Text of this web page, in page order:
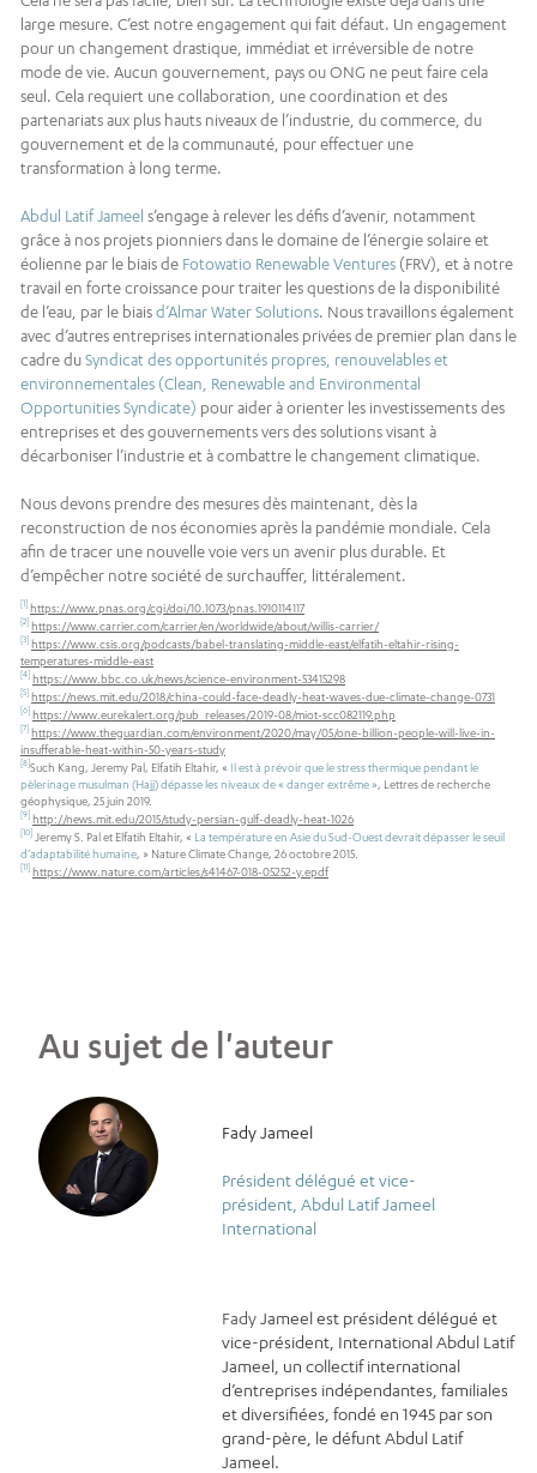
large mesure. C’est notre engagement qui fait défaut. Un engagement
pour un changement drastique, immédiat et irréversible de notre
mode de vie. Aucun gouvernement, pays ou ONG ne peut faire cela
seul. Cela requiert une collaboration, une coordination et des
partenariats aux plus hauts niveaux de l’industrie, du commerce, du
gouvernement et de la communauté, pour effectuer une
transformation à long terme.
Abdul Latif Jameel s’engage à relever les défis d’avenir, notamment
grâce à nos projets pionniers dans le domaine de l’énergie solaire et
éolienne par le biais de Fotowatio Renewable Ventures (FRV), et à notre
travail en forte croissance pour traiter les questions de la disponibilité
de l’eau, par le biaisd’Almar Water Solutions. Nous travaillons également
avec d’autres entreprises internationales privées de premier plan dans le
cadre duSyndicat des opportunités propres, renouvelables et
environnementales (Clean, Renewable and Environmental
Opportunities Syndicate) pour aider à orienter les investissements des
entreprises et des gouvernements vers des solutions visant à
décarboniser l’industrie et à combattre le changement climatique.
Nous devons prendre des mesures dès maintenant, dès la
reconstruction de nos économies après la pandémie mondiale. Cela
afin de tracer une nouvelle voie vers un avenir plus durable. Et
d’empêcher notre société de surchauffer, littéralement.
[1] https://www.pnas.org/cgi/doi/10.1073/pnas.1910114117
[2] https://www.carrier.com/carrier/en/worldwide/about/willis-carrier/
[3] https://www.csis.org/podcasts/babel-translating-middle-east/elfatih-eltahir-rising-
temperatures-middle-east
[4] https://www.bbc.co.uk/news/science-environment-53415298
[5] https://news.mit.edu/2018/china-could-face-deadly-heat-waves-due-climate-change-0731
[6] https://www.eurekalert.org/pub_releases/2019-08/miot-scc082119.php
[7] https://www.theguardian.com/environment/2020/may/05/one-billion-people-will-live-in-
insufferable-heat-within-50-years-study
[8]Such Kang, Jeremy Pal, Elfatih Eltahir, « Il est à prévoir que le stress thermique pendant le
pèlerinage musulman (Hajj) dépasse les niveaux de « danger extrême », Lettres de recherche
géophysique, 25 juin 2019.
[9] http://news.mit.edu/2015/study-persian-gulf-deadly-heat-1026
[10] Jeremy S. Pal et Elfatih Eltahir, « La température en Asie du Sud-Ouest devrait dépasser le seuil
d’adaptabilité humaine, » Nature Climate Change, 26 octobre 2015.
[11] https://www.nature.com/articles/s41467-018-05252-y.epdf
Au sujet de l'auteur
Fady Jameel
Président délégué et vice-
président, Abdul Latif Jameel
International
FadyJameel est président délégué et
vice-président, International Abdul Latif
Jameel, un collectif international
d’entreprises indépendantes, familiales
et diversifiées, fondé en 1945 par son
grand-père, le défunt Abdul Latif
Jameel.